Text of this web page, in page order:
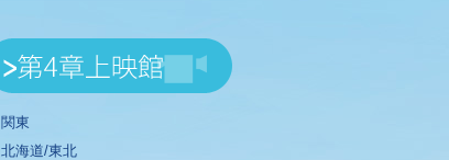
関東
北海道/東北